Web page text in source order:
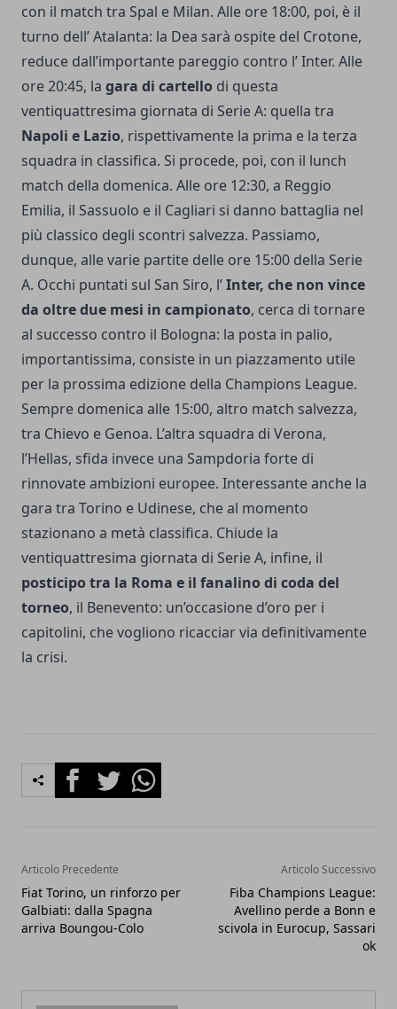
con il match tra Spal e Milan. Alle ore 18:00, poi, è il
turno dell’ Atalanta: la Dea sarà ospite del Crotone,
reduce dall’importante pareggio contro l’ Inter. Alle
ore 20:45, la gara di cartello di questa
ventiquattresima giornata di Serie A: quella tra
Napoli e Lazio, rispettivamente la prima e la terza
squadra in classifica. Si procede, poi, con il lunch
match della domenica. Alle ore 12:30, a Reggio
Emilia, il Sassuolo e il Cagliari si danno battaglia nel
più classico degli scontri salvezza. Passiamo,
dunque, alle varie partite delle ore 15:00 della Serie
A. Occhi puntati sul San Siro, l’Inter, che non vince
da oltre due mesi in campionato, cerca di tornare
al successo contro il Bologna: la posta in palio,
importantissima, consiste in un piazzamento utile
per la prossima edizione della Champions League.
Sempre domenica alle 15:00, altro match salvezza,
tra Chievo e Genoa. L’altra squadra di Verona,
l’Hellas, sfida invece una Sampdoria forte di
rinnovate ambizioni europee. Interessante anche la
gara tra Torino e Udinese, che al momento
stazionano a metà classifica. Chiude la
ventiquattresima giornata di Serie A, infine, il
posticipo tra la Roma e il fanalino di coda del
torneo, il Benevento: un’occasione d’oro per i
capitolini, che vogliono ricacciar via definitivamente
la crisi.
FacebookTwitterWhatsapp
Articolo Precedente
Fiat Torino, un rinforzo per
Galbiati: dalla Spagna
arriva Boungou-Colo
Articolo Successivo
Fiba Champions League:
Avellino perde a Bonn e
scivola in Eurocup, Sassari
ok